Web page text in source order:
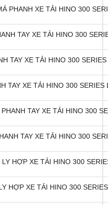
PHANH XE TẢI HINO 300
TAY XE TẢI HINO 300
TAY XE TẢI HINO 300
TAY XE TẢI HINO 300
TAY XE TẢI HINO 300
TAY XE TẢI HINO 300
HỢP XE TẢI HINO 300
HỢP XE TẢI HINO 300